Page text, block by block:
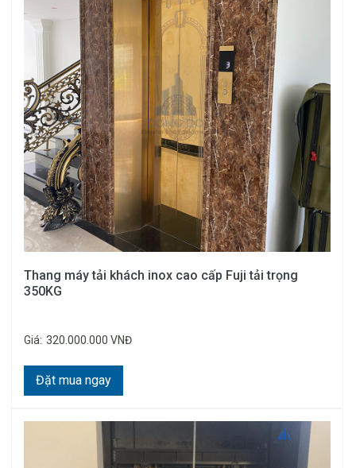
Thang máy tải khách inox cao cấp Fuji tải trọng
350KG
Giá: 320.000.000 VNĐ
Đặt mua ngay